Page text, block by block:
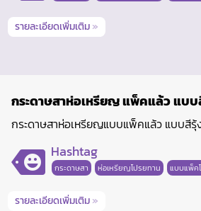
รายละเอียดเพิ่มเติม»
กระดาษสาห่อเหรียญ แพ็คแล้ว แบบ
กระดาษสาห่อเหรียญแบบแพ็คแล้ว แบบสีรุ้
Hashtag
กระดาษสา ห่อเหรียญโปรยทาน แบบแพ็ค
รายละเอียดเพิ่มเติม»